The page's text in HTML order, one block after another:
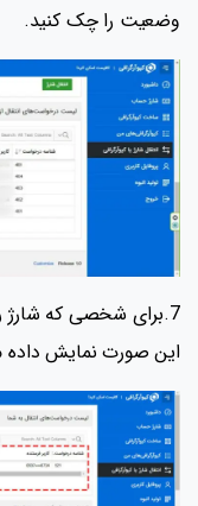
وضعیت را چک کنید.
7.برای شخصی که شارژ
این صورت نمایش